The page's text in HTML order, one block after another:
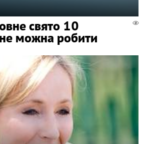
свято 10
можна робити